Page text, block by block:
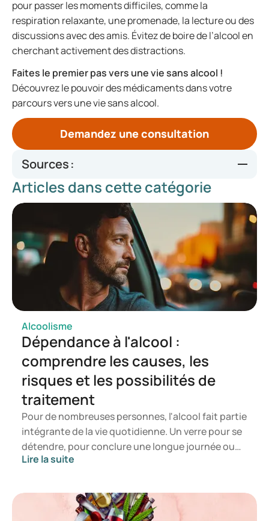
pour passer les moments difficiles, comme la
respiration relaxante, une promenade, la lecture ou des
discussions avec des amis. Évitez de boire de l’alcool en
cherchant activement des distractions.
Faites le premier pas vers une vie sans alcool !
Découvrez le pouvoir des médicaments dans votre
parcours vers une vie sans alcool.
Demandez une consultation
Sources :
https://www.alcoholinfo.nl/risicos/ziektes-alcohol
https://www.alcoholinfo.nl/feiten/positieve-effect-
stoppen-met-drinken
https://allesoverdrinken.nl/themas/minder-alcohol-
drinken/een-alcoholpauze-doet-veel-goeds-voor-je-
lichaam
https://www.jellinek.nl/zelfhulp/zelfhulp-alcohol/hoe-te-
stoppen-met-alcohol/
Ik wil minder alcohol drinken of stoppen met drinken |
Thuisarts.nl
https://www.thuisarts.nl/alcohol/ik-ben-gestopt-met-
drinken-en-wil-dat-volhouden
Alcoholgebruik | CBS
Alcohol en kanker - ALCOHOLinfo.nl
Articles dans cette catégorie
Alcoolisme
Dépendance à l'alcool :
comprendre les causes, les
risques et les possibilités de
traitement
Pour de nombreuses personnes, l'alcool fait partie
intégrante de la vie quotidienne. Un verre pour se
détendre, pour conclure une longue journée ou
pour oublier un instant les tensions. C'est peut-
pour vous. Mais que se passe-t-il lorsque le besoin
de boire se fait de plus en plus sentir ? Et si arrêter
Lire la suite